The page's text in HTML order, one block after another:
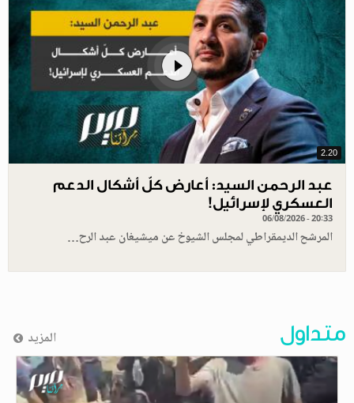
2.20
عبد الرحمن السيد: أعارض كلّ أشكال الدعم
العسكري لإسرائيل!
06/08/2026 - 20:33
المرشح الديمقراطي لمجلس الشيوخ عن ميشيغان عبد الرح…
متداول المزيد